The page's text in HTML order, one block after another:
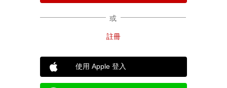
或
使用 Apple 登入